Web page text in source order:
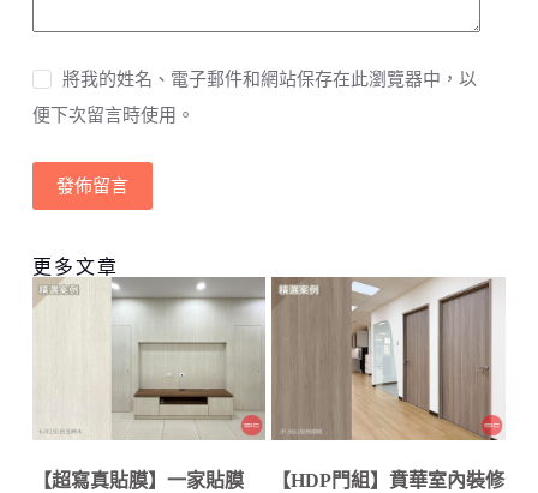
將我的姓名、電子郵件和網站保存在此瀏覽器中，以
便下次留言時使用。
發佈留言
更多文章
【超寫真貼膜】一家貼膜
【HDP門組】賁華室內裝修